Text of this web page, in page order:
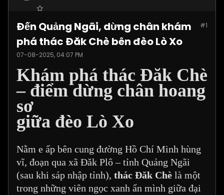
Posts:1215 #1
Đến Quảng Ngãi, dừng chân khám
phá thác Đăk Chè bên đèo Lò Xo
07-08-2025, 04:07 PM
Khám phá thác Đăk Chè
– điểm dừng chân hoang
sơ
giữa đèo Lò Xo
Nằm e ấp bên cung đường Hồ Chí Minh hùng
vĩ, đoạn qua xã Đăk Plô – tỉnh Quảng Ngãi
(sau khi sáp nhập tỉnh), thác Đăk Chè là một
trong những viên ngọc xanh ẩn mình giữa đại